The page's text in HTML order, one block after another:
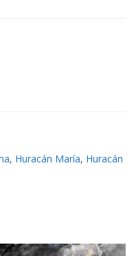
, Huracán María, Huracán